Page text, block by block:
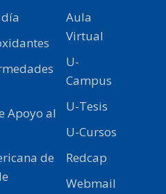
Apoyo al
de
Aula
Virtual
U-
Campus
U-Tesis
U-Cursos
Redcap
Webmail